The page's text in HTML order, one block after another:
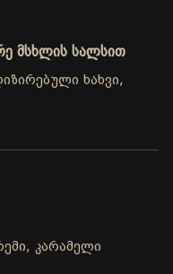
მსხლის სალსით
ხახვი,
კარამელი